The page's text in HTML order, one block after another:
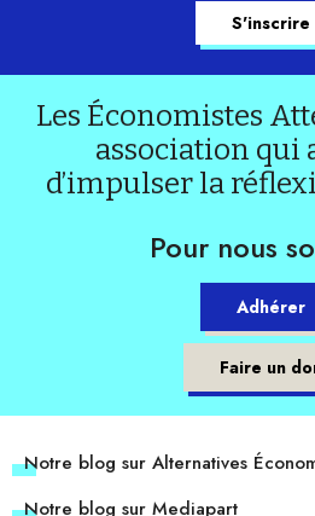
Les Économistes
association qui
d’impulser la
Pour nous
Adhérer
Faire un
Notre blog sur Alternatives
Notre blog sur Mediapart